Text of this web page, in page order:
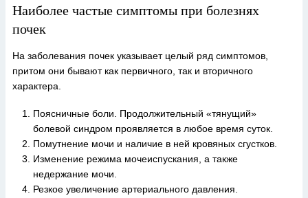
Наиболее частые симптомы при болезнях
почек
На заболевания почек указывает целый ряд симптомов,
притом они бывают как первичного, так и вторичного
характера.
Поясничные боли. Продолжительный «тянущий»
болевой синдром проявляется в любое время суток.
Помутнение мочи и наличие в ней кровяных сгустков.
Изменение режима мочеиспускания, а также
недержание мочи.
Резкое увеличение артериального давления.